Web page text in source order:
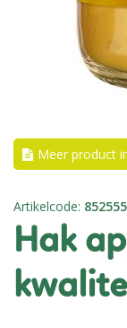
Meer product
Artikelcode: 852555
hak appelmoes extra